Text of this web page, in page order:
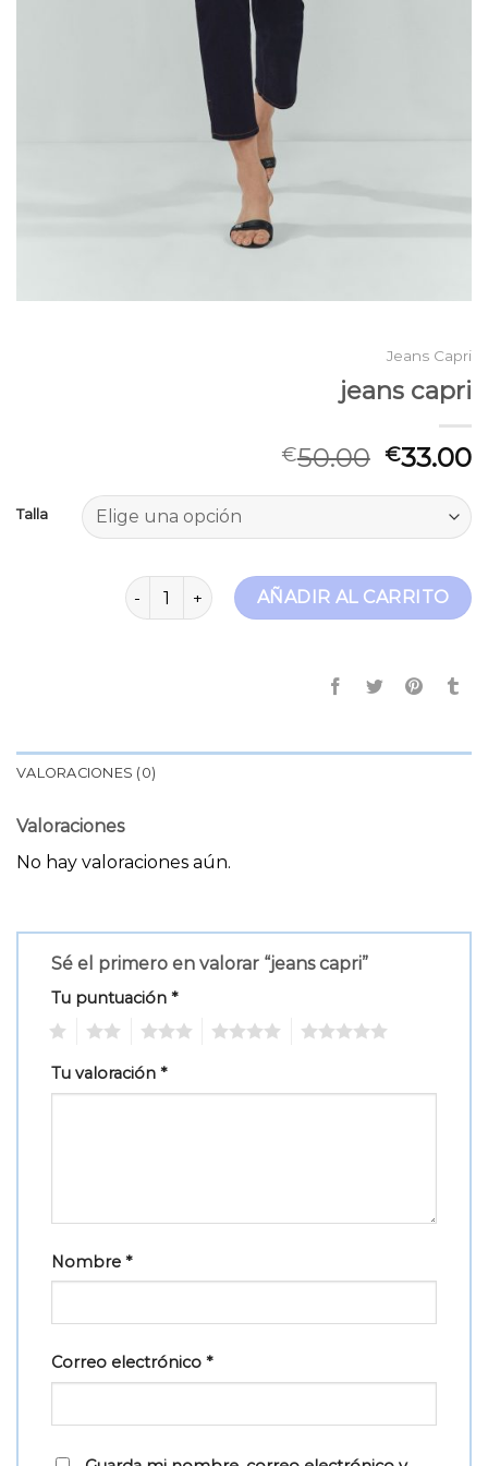
Jeans Capri
jeans capri
€50.00 €33.00
Talla
jeans capri cantidadAÑADIR AL CARRITO
VALORACIONES (0)
Valoraciones
No hay valoraciones aún.
Sé el primero en valorar “jeans capri”
Tu puntuación *
Tu valoración *
Nombre *
Correo electrónico *